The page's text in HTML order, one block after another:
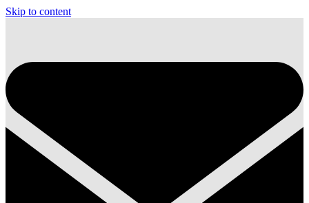
Skip to content